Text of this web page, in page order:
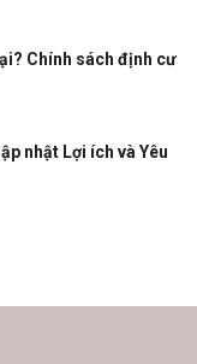
Chính sách định cư
nhật Lợi ích và Yêu